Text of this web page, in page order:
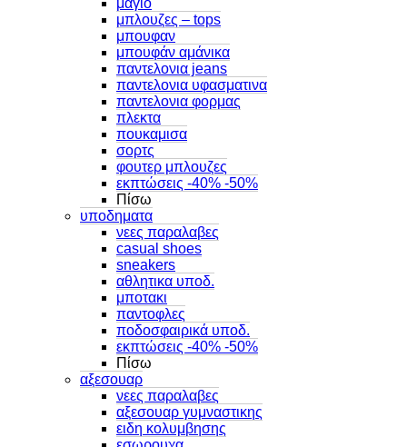
μπλουζες – tops
μπουφαν
μπουφάν αμάνικα
παντελονια jeans
παντελονια υφασματινα
παντελονια φορμας
πλεκτα
πουκαμισα
σορτς
φουτερ μπλουζες
εκπτώσεις -40% -50%
Πίσω
υποδηματα
νεες παραλαβες
casual shoes
sneakers
αθλητικα υποδ.
μποτακι
παντοφλες
ποδοσφαιρικά υποδ.
εκπτώσεις -40% -50%
Πίσω
αξεσουαρ
νεες παραλαβες
αξεσουαρ γυμναστικης
ειδη κολυμβησης